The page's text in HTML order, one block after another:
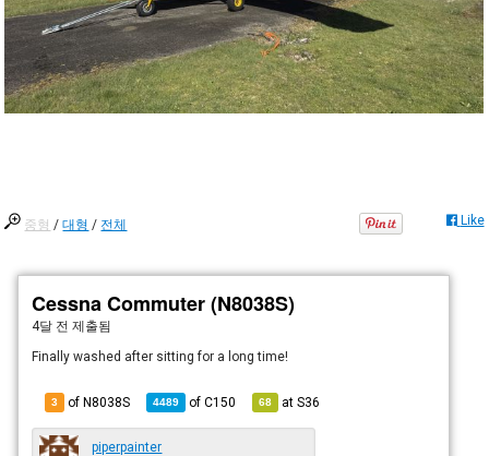
중형 /대형 / 전체 Like
Cessna Commuter (N8038S)
4달 전 제출됨
Finally washed after sitting for a long time!
3 of N8038S 4489 ofC150 68 atS36
piperpainter